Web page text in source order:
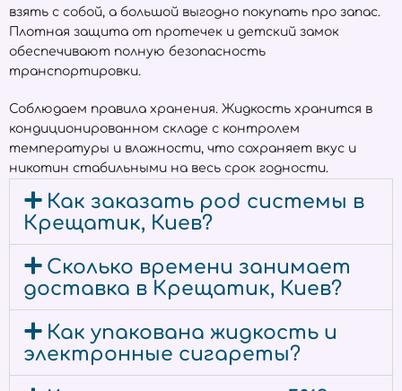
взять с собой, а большой выгодно покупать про запас.
Плотная защита от протечек и детский замок
обеспечивают полную безопасность
транспортировки.
Соблюдаем правила хранения. Жидкость хранится в
кондиционированном складе с контролем
температуры и влажности, что сохраняет вкус и
никотин стабильными на весь срок годности.
Как заказать pod системы в
Крещатик, Киев?
Сколько времени занимает
доставка в Крещатик, Киев?
Как упакована жидкость и
электронные сигареты?